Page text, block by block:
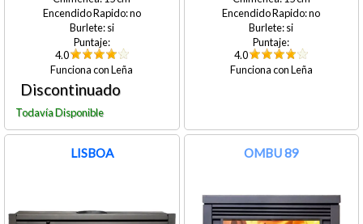
no
si
4.0
Leña
no
si
4.0
Leña
LISBOA OMBU 89